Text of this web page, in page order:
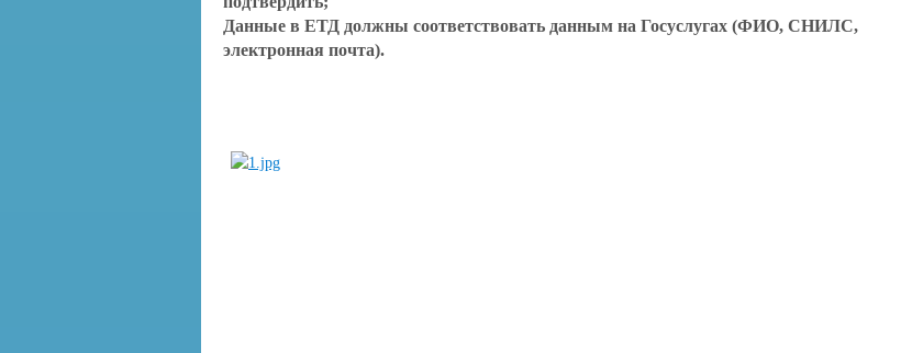
Данные в ЕТД должны соответствовать данным на Госуслугах (ФИО, СНИЛС,
электронная почта).